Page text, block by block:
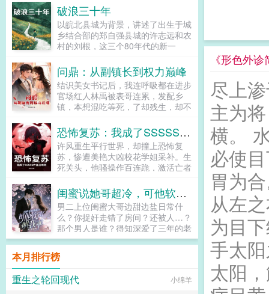
《形色外
尽上
主为
横。
必使
胃为
从左
为目
手太
太阳
要也罢！可当她给女儿物色新爹时，
那个衿贵阴鸷的男人又疯了。他将她
堵在墙角，眼睛通红不管是谁的孩
子，你们都是我的！你说的没错，我
叹气裴总，请自重。哪有人上赶着当
狗的！...
磨，被压着去医院打胎。终于，被打
的浑身青紫的她见到了那张冰冷的
脸。傅平洲见到她的第一面，却言语
冰冷。这孩子，你是自己打，还是我
给你打？秦慕染知道这个男人是自己
追在他身边。傅平洲这个高枝，她攀
定了。为了继续查清楚家人遇害的真
相，为了将秦家的老宅子拿回来，她
在傅家四处周旋，可绑架与暗杀接踵
碍。后来，她九死一生产下孩子，傅
家也替她拿回了老宅子，可她处心积
虑接近傅家的目的被揭穿，猝不及防
的转变令傅平洲怒不可遏。秦慕染，
你不择手段靠近我，又突然抛弃我，
离开。他将人发了疯一般囚在别墅，
可奈何秦慕染去意已决。他不得不跪
地求饶，你要实在想死，我陪你一起
好不好？只要我们在一起，生死都可
以。再后来，秦慕染走了，傅平洲疯
了。他不许任何人提起秦慕染的名
字，甚至将她的所有东西全部扔了出
去。他守着那个她拿命换来的孩子，
生不如死，只好带娃追妻...
破浪三十年
以皖北县城为背景，讲述了出生于城
乡结合部的郑自强县城的许志远和农
村的刘根，这三个80年代的新一
开，30年来不断为幸福生活而奋斗
的历程。80年代初，受国家广开就
业门路政策的影响，郑自强举家搬到
城里卖早饭因不拘一格降人才的政
策，给了他重打翻身仗的机会！也让
险行业的辉煌。刘根是诈骗行业的缩
影，因移动进入千家万户，他得以利
用电信诈骗快速敛财，也因打击整治
利用短信息和网络诈骗犯罪的专项行
网。作为第一代艺术生，许志远是知
识改变命运的代表，在他最迷茫的时
刻，中国梦的提出，为他照亮前行的
道路。让他从原本只聚焦于小家的琐
碎事务局限于自家孩子教育问题的狭
小格局中挣脱出来，以更加宏大的视
野和格局，将中国梦的宏伟蓝图与少
年强则国强的深刻内涵深度融合，决
定将办校育人作为奋斗终身的事业！
历经三十载，他们一起同乘改革春
问鼎：从副镇长到权力巅峰
结识美女书记后，我连呼吸都在进步
官场红人林禹被表哥连累，发配乡
镇，本想混吃等死，了却残生，却不
的林禹被处处针对。退无可退的林禹
抓住省上下发的政策机遇，一步步的
走到舞台中央。斗贪官，灭恶霸，抓
奸商，且看农村小子如何一路逆袭，
青云直上！...
恐怖复苏：我成了SSSSS亡者召唤师
许风重生平行世界，却撞上恐怖复
苏，惨遭美艳大凶校花学姐采补。生
死关头，他骚操作百连跪，激活亡者
师！残血反杀？只是开始！杀神白起
听令！魔神吕布降临！倾国佳丽巾帼
女帝，皆可驱使！齐天大圣？二郎真
君？万古英灵诸天神魔，尽为我掌中
利刃！恐怖复苏？我才是这世间最大
的恐怖！...
闺蜜说她哥超冷，可他软声哄我乖
男二上位闺蜜大哥边甜边盐日常什
么？你捉奸走错了房间？还被人…？
那个男人是谁？得知深爱了三年的老
公出轨继妹后，温宁萱决定当场捉
奸，可是却不知道，这正是继妹设下
的圈套。捉奸当场非但没有见到江俊
哲和继妹的J情，反而被陌生人拉到
了床上…继妹本想让温宁萱身败名
本月排行榜
重生之轮回现代
小绵羊